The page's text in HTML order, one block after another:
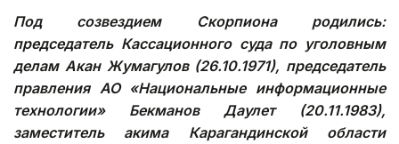
Под созвездием Скорпиона родились:
председатель Кассационного суда по уголовным
делам Акан Жумагулов (26.10.1971), председатель
правления АО «Национальные информационные
технологии» Бекманов Даулет (20.11.1983),
заместитель акима Карагандинской области